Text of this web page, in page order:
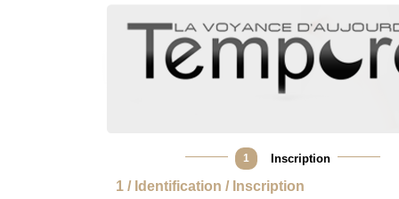
1 Inscription
1 / Identification / Inscription